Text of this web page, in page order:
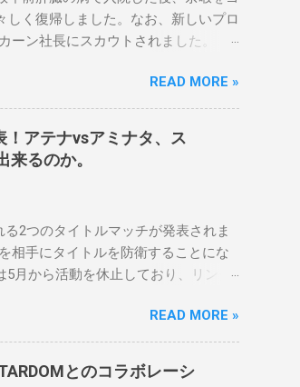
く復帰しました。なお、新しいプロ
ーン社長にスカウトされました。
十年も前のスケバン生活を認め、ベテ
るのが好きです。」 彼女は今、スケ
も誇りに思い、応援しています。
ばかりです。私は彼らを私の子供の
した。日本の女子プロレスリーグが
可能性を感じます。若くて才能のあ
ミッショナーとして見守っていきた
READ MORE »
アテナvsアミナタ、ス
るのか。
2つのタイトルマッチが発表されま
相手にタイトルを防衛することにな
月から活動を休止しており、リング
ています。 アテナの「手先」ビリ
PPVでレッド・ベルベッドを相手に
ー・モリアーティーがROH Pure
ムリミットで引き分けたので、チャ
READ MORE »
とのコラボレーシ